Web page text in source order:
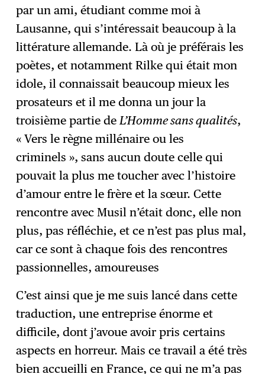
par un ami, étudiant comme moi à
Lausanne, qui s’intéressait beaucoup à la
littérature allemande. Là où je préférais les
poètes, et notamment Rilke qui était mon
idole, il connaissait beaucoup mieux les
prosateurs et il me donna un jour la
troisième partie deL’Homme sans qualités,
« Vers le règne millénaire ou les
criminels », sans aucun doute celle qui
pouvait la plus me toucher avec l’histoire
d’amour entre le frère et la sœur. Cette
rencontre avec Musil n’était donc, elle non
plus, pas réfléchie, et ce n’est pas plus mal,
car ce sont à chaque fois des rencontres
passionnelles, amoureuses
C’est ainsi que je me suis lancé dans cette
traduction, une entreprise énorme et
difficile, dont j’avoue avoir pris certains
aspects en horreur. Mais ce travail a été très
bien accueilli en France, ce qui ne m’a pas